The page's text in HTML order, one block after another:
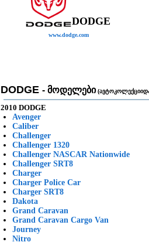
DODGE
www.dodge.com
DODGE - მოდელები
2010 DODGE
Avenger
Caliber
Challenger
Challenger 1320
Challenger NASCAR Nationwide
Challenger SRT8
Charger
Charger Police Car
Charger SRT8
Dakota
Grand Caravan
Grand Caravan Cargo Van
Journey
Nitro